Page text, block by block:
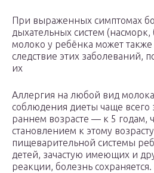
При выраженных симптомах
дыхательных систем
молоко у ребёнка может
следствие этих заболеваний,
их
Аллергия на любой вид
соблюдения диеты чаще всего
раннем возрасте — к 5 годам,
становлением к этому
пищеварительной системы
детей, зачастую имеющих и
реакции, болезнь сохраняется.